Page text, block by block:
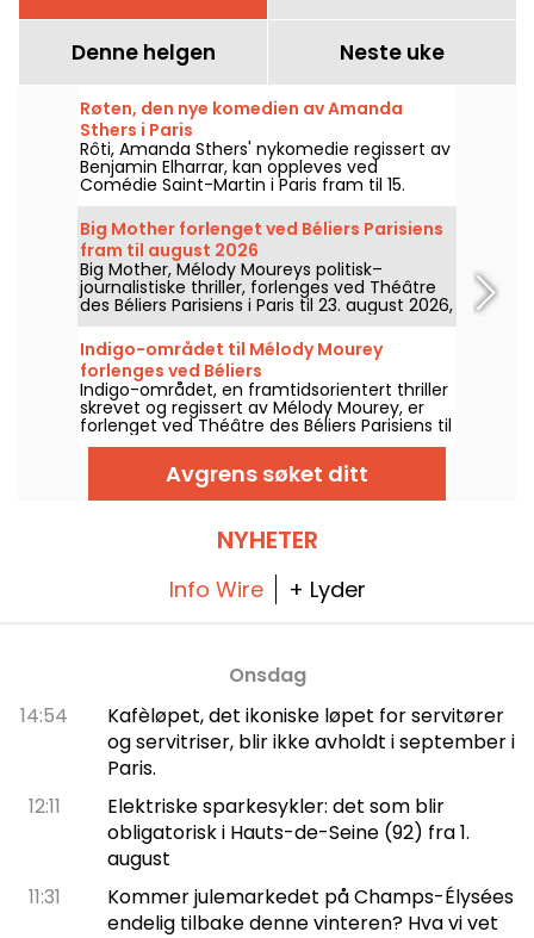
Denne helgen Neste uke
Røten, den nye komedien av Amanda
Sthers i Paris
Rôti, Amanda Sthers' nykomedie regissert av
Benjamin Elharrar, kan oppleves ved
Comédie Saint-Martin i Paris fram til 15.
oktober 2026.
Big Mother forlenget ved Béliers Parisiens
fram til august 2026
Big Mother, Mélody Moureys politisk–
journalistiske thriller, forlenges ved Théâtre
des Béliers Parisiens i Paris til 23. august 2026,
med forestillinger fra tirsdag til søndag.
Indigo-området til Mélody Mourey
forlenges ved Béliers
Indigo-området, en framtidsorientert thriller
skrevet og regissert av Mélody Mourey, er
forlenget ved Théâtre des Béliers Parisiens til
31. desember 2026.
Avgrens søket ditt
NYHETER
Info Wire + Lyder
Onsdag
14:54
Kafèløpet, det ikoniske løpet for servitører
og servitriser, blir ikke avholdt i september i
Paris.
12:11
Elektriske sparkesykler: det som blir
obligatorisk i Hauts-de-Seine (92) fra 1.
august
11:31
Kommer julemarkedet på Champs-Élysées
endelig tilbake denne vinteren? Hva vi vet